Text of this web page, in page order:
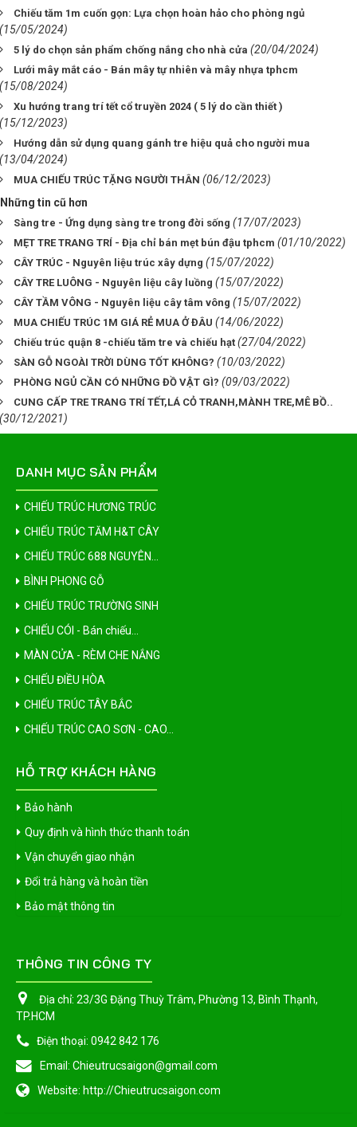
Chiếu tăm 1m cuốn gọn: Lựa chọn hoàn hảo cho phòng ngủ
(15/05/2024)
5 lý do chọn sản phẩm chống nắng cho nhà cửa (20/04/2024)
Lưới mây mắt cáo - Bán mây tự nhiên và mây nhựa tphcm
(15/08/2024)
Xu hướng trang trí tết cổ truyền 2024 ( 5 lý do cần thiết )
(15/12/2023)
Hướng dẫn sử dụng quang gánh tre hiệu quả cho người mua
(13/04/2024)
MUA CHIẾU TRÚC TẶNG NGƯỜI THÂN (06/12/2023)
Những tin cũ hơn
Sàng tre - Ứng dụng sàng tre trong đời sống (17/07/2023)
MẸT TRE TRANG TRÍ - Địa chỉ bán mẹt bún đậu tphcm (01/10/2022)
CÂY TRÚC - Nguyên liệu trúc xây dựng (15/07/2022)
CÂY TRE LUÔNG - Nguyên liệu cây luồng (15/07/2022)
CÂY TẦM VÔNG - Nguyên liệu cây tâm vông (15/07/2022)
MUA CHIẾU TRÚC 1M GIÁ RẺ MUA Ở ĐÂU (14/06/2022)
Chiếu trúc quận 8 -chiếu tăm tre và chiếu hạt (27/04/2022)
SÀN GỖ NGOÀI TRỜI DÙNG TỐT KHÔNG? (10/03/2022)
PHÒNG NGỦ CẦN CÓ NHỮNG ĐỒ VẬT GÌ? (09/03/2022)
CUNG CẤP TRE TRANG TRÍ TẾT,LÁ CỎ TRANH,MÀNH TRE,MÊ BỒ..
(30/12/2021)
DANH MỤC SẢN PHẨM
CHIẾU TRÚC HƯƠNG TRÚC
CHIẾU TRÚC TĂM H&T CÂY
CHIẾU TRÚC 688 NGUYÊN...
BÌNH PHONG GỖ
CHIẾU TRÚC TRƯỜNG SINH
CHIẾU CÓI - Bán chiếu...
MÀN CỬA - RÈM CHE NẮNG
CHIẾU ĐIỀU HÒA
CHIẾU TRÚC TÂY BẮC
CHIẾU TRÚC CAO SƠN - CAO...
HỖ TRỢ KHÁCH HÀNG
Bảo hành
Quy định và hình thức thanh toán
Vận chuyển giao nhận
Đổi trả hàng và hoàn tiền
Bảo mật thông tin
THÔNG TIN CÔNG TY
Địa chỉ: 23/3G Đặng Thuỳ Trâm, Phường 13, Bình Thạnh,
TP.HCM
Điện thoại: 0942 842 176
Email: Chieutrucsaigon@gmail.com
Website: http://Chieutrucsaigon.com